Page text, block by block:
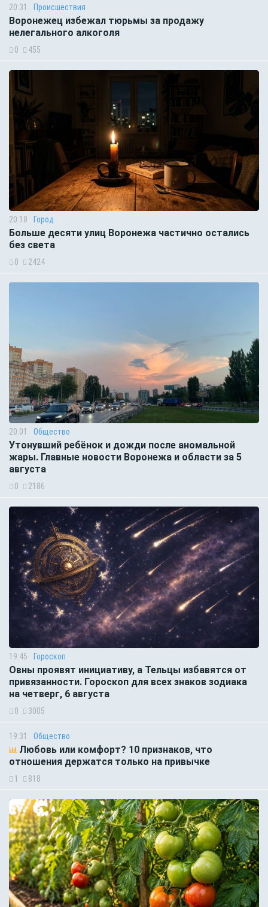
20:31 Происшествия
Воронежец избежал тюрьмы за продажу
нелегального алкоголя
0 455
20:18 Город
Больше десяти улиц Воронежа частично остались
без света
0 2424
20:01 Общество
Утонувший ребёнок и дожди после аномальной
жары. Главные новости Воронежа и области за 5
августа
0 2186
19:45 Гороскоп
Овны проявят инициативу, а Тельцы избавятся от
привязанности. Гороскоп для всех знаков зодиака
на четверг, 6 августа
0 3005
19:31 Общество
Любовь или комфорт? 10 признаков, что
отношения держатся только на привычке
1 818